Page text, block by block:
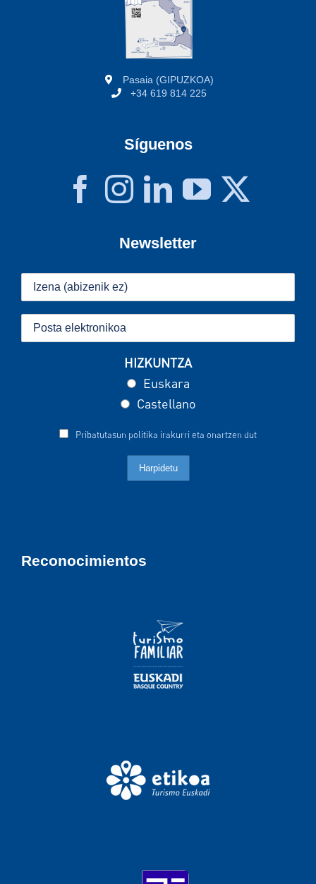
Pasaia (GIPUZKOA)
+34 619 814 225
Síguenos
Newsletter
HIZKUNTZA
Euskara
Castellano
Pribatutasun politika irakurri eta onartzen dut
Reconocimientos